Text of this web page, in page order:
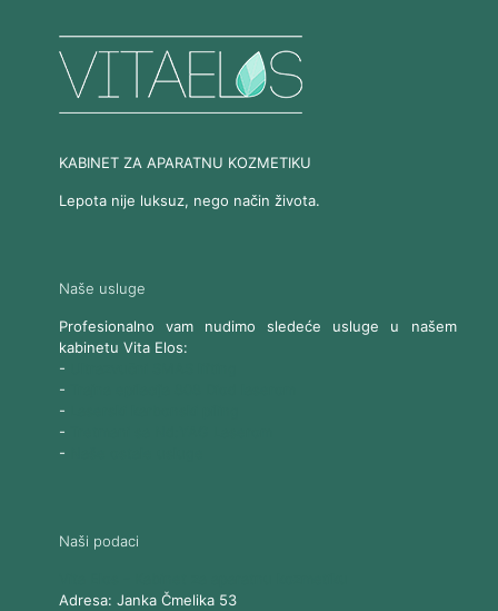
KABINET ZA APARATNU KOZMETIKU
Lepota nije luksuz, nego način života.
Naše usluge
Profesionalno vam nudimo sledeće usluge u našem
kabinetu Vita Elos:
-
-
-
-
-
Naši podaci
Adresa: Janka Čmelika 53